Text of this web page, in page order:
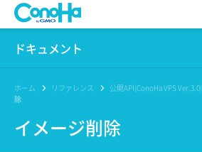
WING
ドキュメント
このサイトについて
プロダクト
ホーム リファレンス 公開API(ConoHa VPS Ver.3.0)
除
イメージ削除